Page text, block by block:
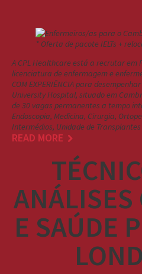
A CPL Healthcare está a recrutar em
licenciatura de enfermagem e
COM EXPERIÊNCIA para
University Hospital, situado em
de 30 vagas permanentes a tempo
Endoscopia, Medicina, Cirurgia,
Intermédios, Unidade de
READ MORE
ANÁLISES
E SAÚDE